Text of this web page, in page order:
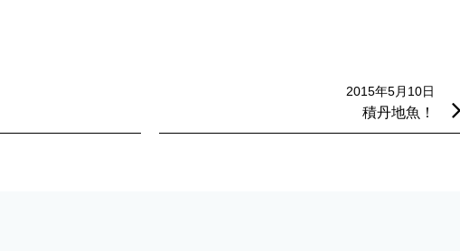
2015年5月10日
積丹地魚！